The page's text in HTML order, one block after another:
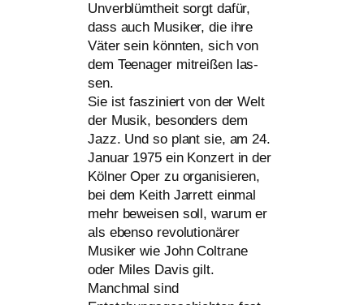
Unverblümtheit sorgt dafür,
dass auch Musiker, die ihre
Väter sein könn­ten, sich von
dem Teenager mit­rei­ßen las­
sen.
Sie ist fas­zi­niert von der Welt
der Musik, beson­ders dem
Jazz. Und so plant sie, am 24.
Januar 1975 ein Konzert in der
Kölner Oper zu orga­ni­sie­ren,
bei dem Keith Jarrett ein­mal
mehr bewei­sen soll, war­um er
als eben­so revo­lu­tio­nä­rer
Musiker wie John Coltrane
oder Miles Davis gilt.
Manchmal sind